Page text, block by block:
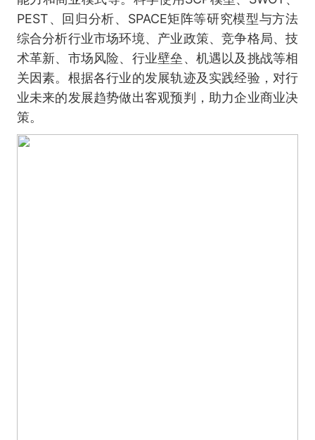
PEST、回归分析、SPACE矩阵等研究模型与方法
综合分析行业市场环境、产业政策、竞争格局、技
术革新、市场风险、行业壁垒、机遇以及挑战等相
关因素。根据各行业的发展轨迹及实践经验，对行
业未来的发展趋势做出客观预判，助力企业商业决
策。